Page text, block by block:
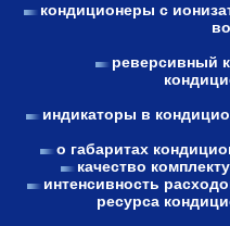
кондиционеры с
реверсивный
индикаторы в
о габаритах
качество
интенсивность
ресурса